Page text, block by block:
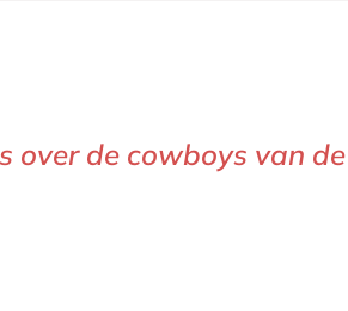
over de cowboys van